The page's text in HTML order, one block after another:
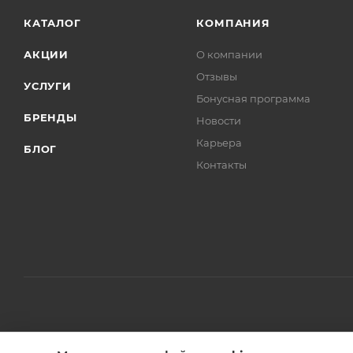
КАТАЛОГ
АКЦИИ
УСЛУГИ
БРЕНДЫ
БЛОГ
КОМПАНИЯ
О компании
Отзывы
Бонусная программа
Новости
Карьера
Контакты